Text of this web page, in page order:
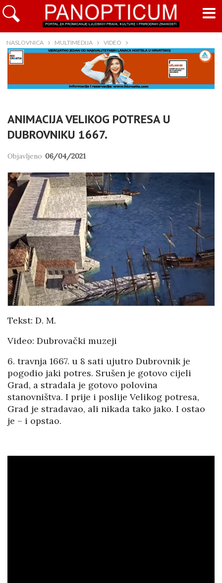
NASLOVNICA MULTIMEDIJA VIDEO
ANIMACIJA VELIKOG POTRESA U
DUBROVNIKU 1667.
Objavljeno 06/04/2021
Tekst: D. M.
Video: Dubrovački muzeji
6. travnja 1667. u 8 sati ujutro Dubrovnik je
pogodio jaki potres. Srušen je gotovo cijeli
Grad, a stradala je gotovo polovina
stanovništva. I prije i poslije Velikog potresa,
Grad je stradavao, ali nikada tako jako. I ostao
je – i opstao.